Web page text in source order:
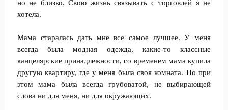
но не близко. Свою жизнь связывать с торговлей я не
хотела.
Мама старалась дать мне все самое лучшее. У меня
всегда была модная одежда, какие-то классные
канцелярские принадлежности, со временем мама купила
другую квартиру, где у меня была своя комната. Но при
этом мама была всегда грубоватой, не выбирающей
слова ни для меня, ни для окружающих.